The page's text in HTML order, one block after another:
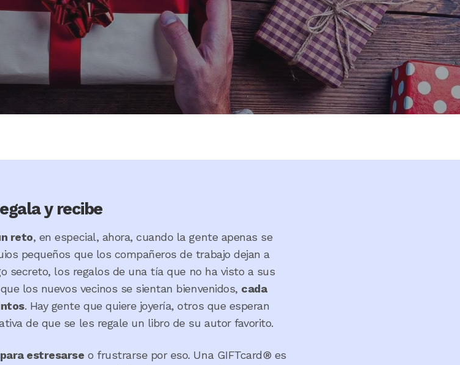
y recibe
reto, en especial, ahora, cuando la gente apenas se
pequeños que los compañeros de trabajo dejan a
secreto, los regalos de una tía que no ha visto a sus
los nuevos vecinos se sientan bienvenidos, cada
. Hay gente que quiere joyería, otros que esperan
de que se les regale un libro de su autor favorito.
estresarse o frustrarse por eso. Una GIFTcard® es